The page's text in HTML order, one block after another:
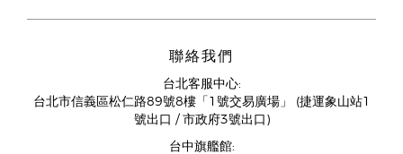
聯絡我們
台北客服中心:
台北市信義區松仁路89號8樓「1號交易廣場」 (捷運象山站1
號出口 / 市政府3號出口)
台中旗艦館: